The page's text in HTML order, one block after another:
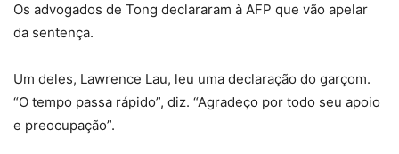
Os advogados de Tong declararam à AFP que vão apelar
da sentença.
Um deles, Lawrence Lau, leu uma declaração do garçom.
“O tempo passa rápido”, diz. “Agradeço por todo seu apoio
e preocupação”.